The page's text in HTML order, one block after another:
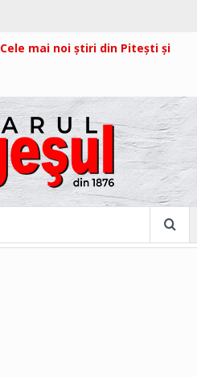
Cele mai noi știri din Pitești și